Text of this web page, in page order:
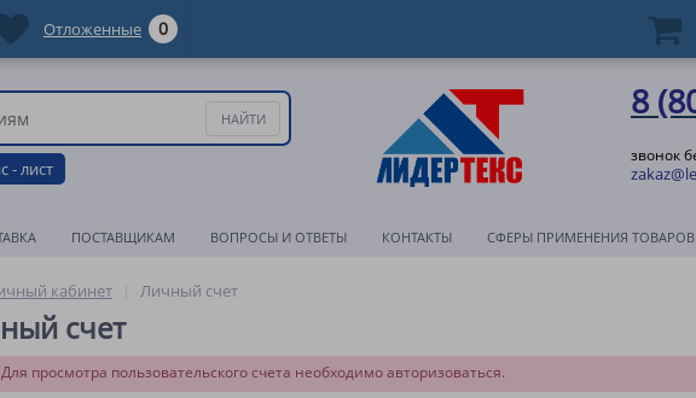
- лист
8
звонок
ПОСТАВЩИКАМ ВОПРОСЫ И ОТВЕТЫ КОНТАКТЫ СФЕРЫ ПРИМЕНЕНИЯ ТОВАРОВ
кабинет Личный счет
счет
Для просмотра пользовательского счета необходимо авторизоваться.
Отложенные 0